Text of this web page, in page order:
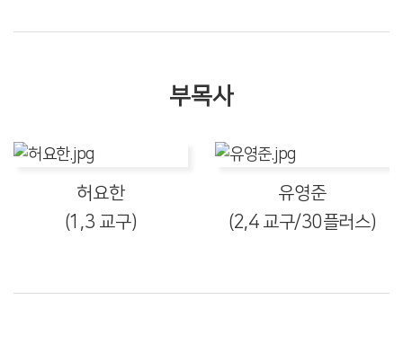
부목사
허요한
(1,3 교구)
유영준
(2,4 교구/30플러스)